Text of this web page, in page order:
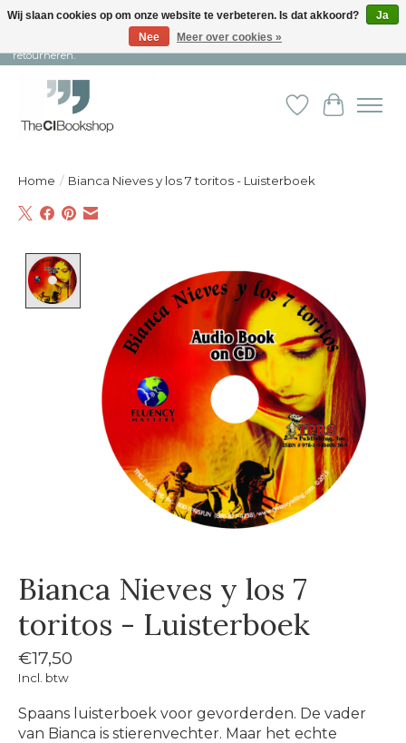
Snelle levering en persoonlijke service ︱ Niet goed? Geld terug! ︱ Gratis
retourneren.
Verlanglijst
Home / Bianca Nieves y los 7 toritos - Luisterboek
Bianca Nieves y los 7
toritos - Luisterboek
€17,50
Incl. btw
Spaans luisterboek voor gevorderden. De vader
van Bianca is stierenvechter. Maar het echte
Wij slaan cookies op om onze website te verbeteren. Is dat akkoord?
Ja
Nee
Meer over cookies »